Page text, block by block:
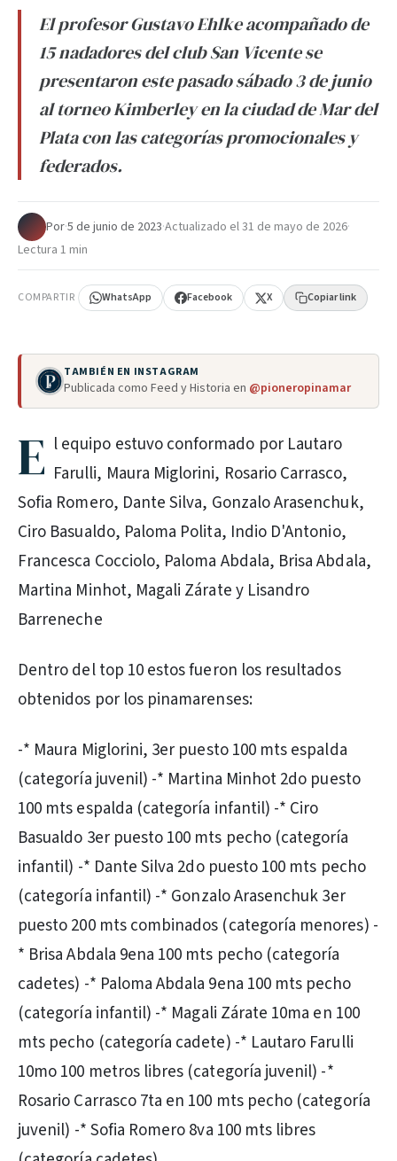
El profesor Gustavo Ehlke acompañado de
15 nadadores del club San Vicente se
presentaron este pasado sábado 3 de junio
al torneo Kimberley en la ciudad de Mar del
Plata con las categorías promocionales y
federados.
Por·5 de junio de 2023·Actualizado el31 de mayo de 2026·
Lectura 1 min
COMPARTIR WhatsApp Facebook X Copiar link
TAMBIÉN EN INSTAGRAM
Publicada como Feed y Historia en @pioneropinamar
E l equipo estuvo conformado por Lautaro
Farulli, Maura Miglorini, Rosario Carrasco,
Sofia Romero, Dante Silva, Gonzalo Arasenchuk,
Ciro Basualdo, Paloma Polita, Indio D'Antonio,
Francesca Cocciolo, Paloma Abdala, Brisa Abdala,
Martina Minhot, Magali Zárate y Lisandro
Barreneche
Dentro del top 10 estos fueron los resultados
obtenidos por los pinamarenses:
-* Maura Miglorini, 3er puesto 100 mts espalda
(categoría juvenil) -* Martina Minhot 2do puesto
100 mts espalda (categoría infantil) -* Ciro
Basualdo 3er puesto 100 mts pecho (categoría
infantil) -* Dante Silva 2do puesto 100 mts pecho
(categoría infantil) -* Gonzalo Arasenchuk 3er
puesto 200 mts combinados (categoría menores) -
* Brisa Abdala 9ena 100 mts pecho (categoría
cadetes) -* Paloma Abdala 9ena 100 mts pecho
(categoría infantil) -* Magali Zárate 10ma en 100
mts pecho (categoría cadete) -* Lautaro Farulli
10mo 100 metros libres (categoría juvenil) -*
Rosario Carrasco 7ta en 100 mts pecho (categoría
juvenil) -* Sofia Romero 8va 100 mts libres